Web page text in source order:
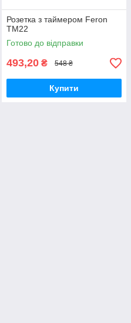
Розетка з таймером Feron
TM22
Готово до відправки
493,20 ₴ 548 ₴
Купити